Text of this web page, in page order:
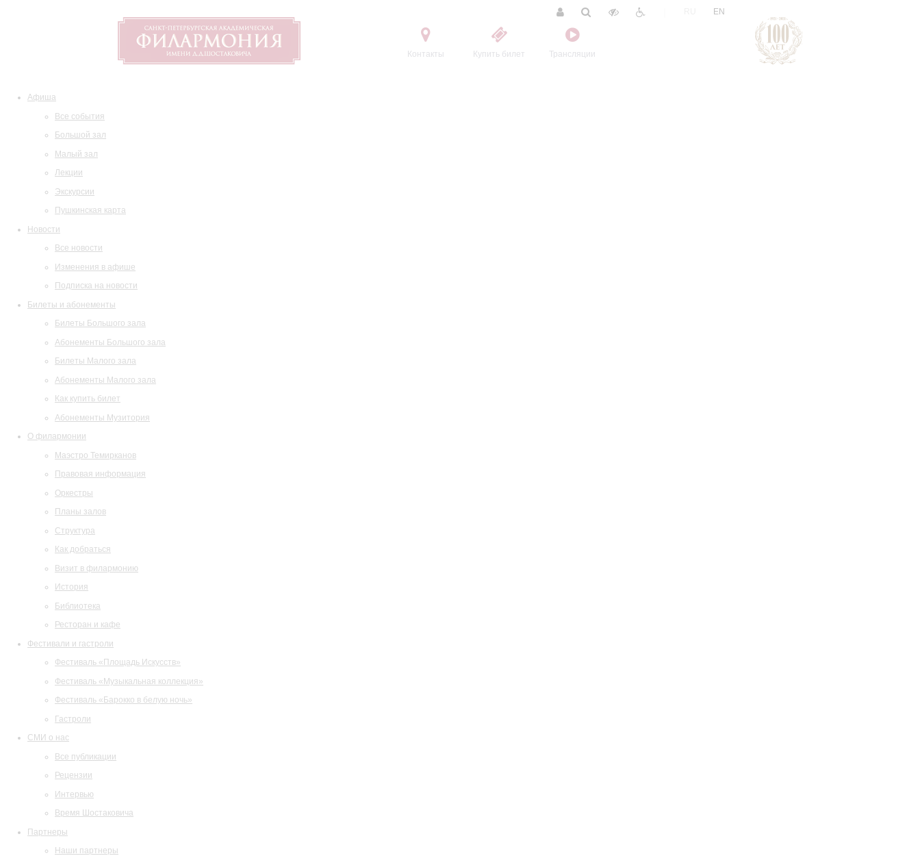
Контакты Купить билет Трансляции
EN
Афиша
Все события
Большой зал
Малый зал
Лекции
Экскурсии
Пушкинская карта
Новости
Все новости
Изменения в афише
Подписка на новости
Билеты и абонементы
Билеты Большого зала
Абонементы Большого зала
Билеты Малого зала
Абонементы Малого зала
Как купить билет
Абонементы Музитория
О филармонии
Маэстро Темирканов
Правовая информация
Оркестры
Планы залов
Структура
Как добраться
Визит в филармонию
История
Библиотека
Ресторан и кафе
Фестивали и гастроли
Фестиваль «Площадь Искусств»
Фестиваль «Музыкальная коллекция»
Фестиваль «Барокко в белую ночь»
Гастроли
СМИ о нас
Все публикации
Рецензии
Интервью
Время Шостаковича
Партнеры
Наши партнеры